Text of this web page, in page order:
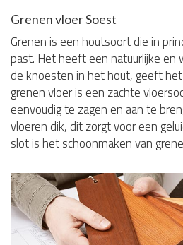
Grenen vloer Soest
Grenen is een houtsoort die in
past. Het heeft een natuurlijke en
de knoesten in het hout, geeft
grenen vloer is een zachte
eenvoudig te zagen en aan te
vloeren dik, dit zorgt voor een
slot is het schoonmaken van